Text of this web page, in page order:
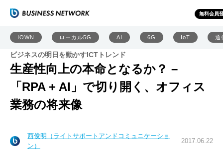
無料会員
IOWN ローカル5G AI 6G IoT 通
ビジネスの明日を動かすICTトレンド
生産性向上の本命となるか？ –
「RPA + AI」で切り開く、オフィス
業務の将来像
西俊明（ライトサポートアンドコミュニケーショ
ン）
2017.06.22